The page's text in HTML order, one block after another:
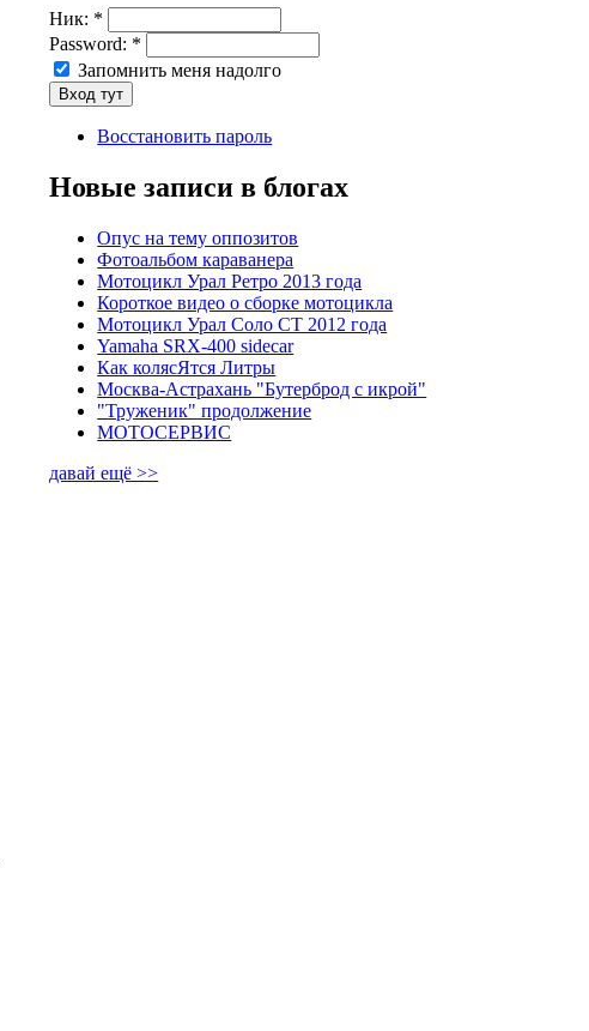
Ник: *
Password: *
Запомнить меня надолго
Восстановить пароль
Новые записи в блогах
Опус на тему оппозитов
Фотоальбом караванера
Мотоцикл Урал Ретро 2013 года
Короткое видео о сборке мотоцикла
Мотоцикл Урал Соло СТ 2012 года
Yamaha SRX-400 sidecar
Как колясЯтся Литры
Москва-Астрахань "Бутерброд с икрой"
"Труженик" продолжение
МОТОСЕРВИС
давай ещё >>